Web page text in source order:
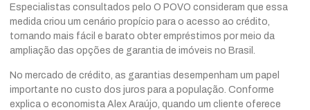
Especialistas consultados pelo O POVO consideram que essa
medida criou um cenário propício para o acesso ao crédito,
tornando mais fácil e barato obter empréstimos por meio da
ampliação das opções de garantia de imóveis no Brasil.
No mercado de crédito, as garantias desempenham um papel
importante no custo dos juros para a população. Conforme
explica o economista Alex Araújo, quando um cliente oferece